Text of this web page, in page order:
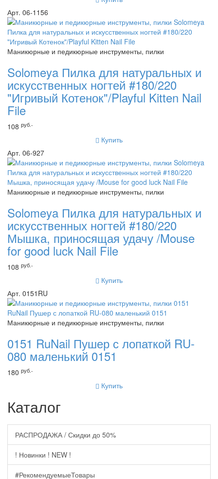
Арт. 06-1156
Маникюрные и педикюрные инструменты, пилки
Solomeya Пилка для натуральных и
искусственных ногтей #180/220
"Игривый Котенок"/Playful Kitten Nail
File
108 руб.-
Купить
Арт. 06-927
Маникюрные и педикюрные инструменты, пилки
Solomeya Пилка для натуральных и
искусственных ногтей #180/220
Мышка, приносящая удачу /Mouse
for good luck Nail File
108 руб.-
Купить
Арт. 0151RU
Маникюрные и педикюрные инструменты, пилки
0151 RuNail Пушер с лопаткой RU-
080 маленький 0151
180 руб.-
Купить
Каталог
РАСПРОДАЖА / Скидки до 50%
! Новинки ! NEW !
#РекомендуемыеТовары